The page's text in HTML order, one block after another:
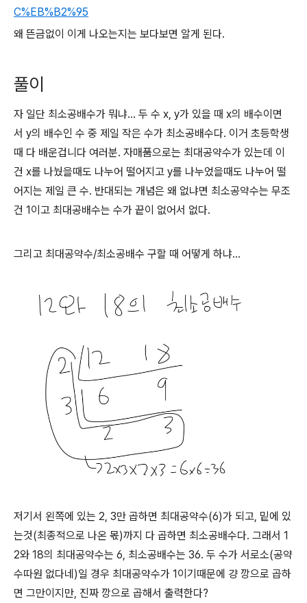
C%EB%B2%95
왜 뜬금없이 이게 나오는지는 보다보면 알게 된다.
풀이
자 일단 최소공배수가 뭐냐... 두 수 x, y가 있을 때 x의 배수이면
서 y의 배수인 수 중 제일 작은 수가 최소공배수다. 이거 초등학생
때 다 배운겁니다 여러분. 자매품으로는 최대공약수가 있는데 이
건 x를 나눴을때도 나누어 떨어지고 y를 나누었을때도 나누어 떨
어지는 제일 큰 수. 반대되는 개념은 왜 없냐면 최소공약수는 무조
건 1이고 최대공배수는 수가 끝이 없어서 없다.
그리고 최대공약수/최소공배수 구할 때 어떻게 하냐...
저기서 왼쪽에 있는 2, 3만 곱하면 최대공약수(6)가 되고, 밑에 있
는것(최종적으로 나온 몫)까지 다 곱하면 최소공배수다. 그래서 1
2와 18의 최대공약수는 6, 최소공배수는 36. 두 수가 서로소(공약
수따원 없다네)일 경우 최대공약수가 1이기때문에 걍 깡으로 곱하
면 그만이지만, 진짜 깡으로 곱해서 출력한다?